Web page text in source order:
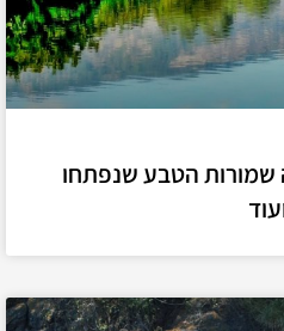
שמורות הטבע שנפתחו